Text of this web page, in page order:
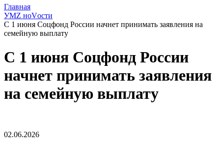
Главная
УМZ ноVости
С 1 июня Соцфонд России начнет принимать заявления на
семейную выплату
С 1 июня Соцфонд России
начнет принимать заявления
на семейную выплату
02.06.2026